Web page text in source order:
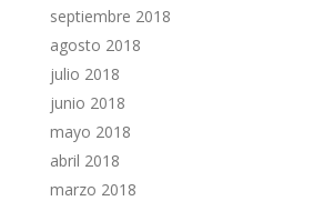
septiembre 2018
agosto 2018
julio 2018
junio 2018
mayo 2018
abril 2018
marzo 2018